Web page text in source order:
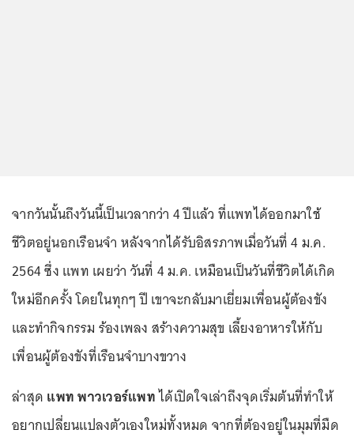
จากวันนั้นถึงวันนี้เป็นเวลากว่า 4 ปีแล้ว ที่แพทได้ออกมาใช้
ชีวิตอยู่นอกเรือนจำ หลังจากได้รับอิสรภาพเมื่อวันที่ 4 ม.ค.
2564 ซึ่ง แพท เผยว่า วันที่ 4 ม.ค. เหมือนเป็นวันที่ชีวิตได้เกิด
ใหม่อีกครั้ง โดยในทุกๆ ปี เขาจะกลับมาเยี่ยมเพื่อนผู้ต้องขัง
และทำกิจกรรม ร้องเพลง สร้างความสุข เลี้ยงอาหารให้กับ
เพื่อนผู้ต้องขังที่เรือนจำบางขวาง
ล่าสุด แพท พาวเวอร์แพทได้เปิดใจเล่าถึงจุดเริ่มต้นที่ทำให้
อยากเปลี่ยนแปลงตัวเองใหม่ทั้งหมด จากที่ต้องอยู่ในมุมที่มืด